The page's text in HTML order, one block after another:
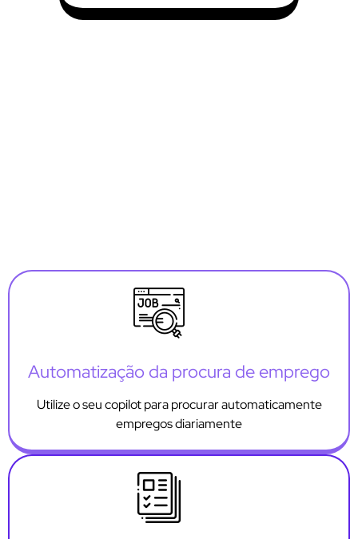
Automatização da procura de emprego
Utilize o seu copilot para procurar automaticamente
empregos diariamente